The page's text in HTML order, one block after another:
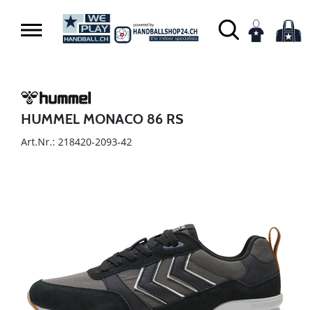
HUMMEL MONACO 86 RS
Art.Nr.: 218420-2093-42